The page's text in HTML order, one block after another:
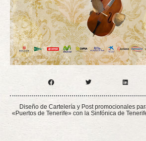
Diseño de Cartelería y Post promocionales
«Puertos de Tenerife» con la Sinfónica de